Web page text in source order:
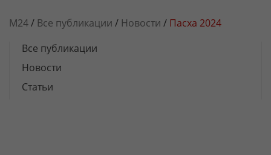
М24/ Все публикации / Новости / Пасха 2024
Все публикации
Новости
Статьи